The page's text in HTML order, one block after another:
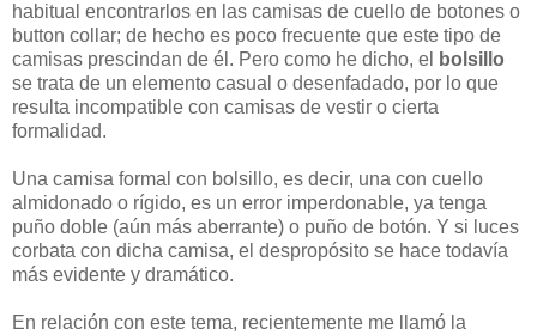
habitual encontrarlos en las camisas de cuello de botones o
button collar; de hecho es poco frecuente que este tipo de
camisas prescindan de él. Pero como he dicho, el
bolsillo
se trata de un elemento casual o desenfadado, por lo que
resulta incompatible con camisas de vestir o cierta
formalidad.
Una camisa formal con bolsillo, es decir, una con cuello
almidonado o rígido, es un error imperdonable, ya tenga
puño doble (aún más aberrante) o puño de botón. Y si luces
corbata con dicha camisa, el despropósito se hace todavía
más evidente y dramático.
En relación con este tema, recientemente me llamó la